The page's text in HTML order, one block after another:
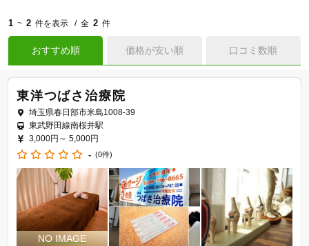
1 ~ 2 件を表示 全 2 件
おすすめ順 価格が安い順 口コミ数順
東洋つばさ治療院
埼玉県春日部市米島1008-39
東武野田線南桜井駅
3,000円～ 5,000円
- (0件)